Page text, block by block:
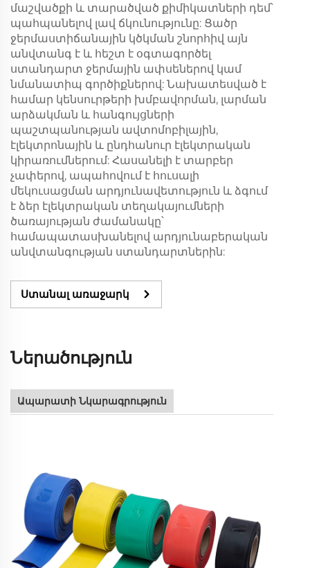
մաշվածքի և տարածված քիմիկատների դեմ՝
պահպանելով լավ ճկունությունը: Ցածր
ջերմաստիճանային կծկման շնորհիվ այն
անվտանգ է և հեշտ է օգտագործել
ստանդարտ ջերմային ափսեներով կամ
նմանատիպ գործիքներով: Նախատեսված է
համար կենսուրթերի խմբավորման, լարման
արձակման և հանգույցների
պաշտպանության ավտոմոբիլային,
էլեկտրոնային և ընդհանուր էլեկտրական
կիրառումներում: Հասանելի է տարբեր
չափերով, ապահովում է հուսալի
մեկուսացման արդյունավետություն և ձգում
է ձեր էլեկտրական տեղակայումների
ծառայության ժամանակը՝
համապատասխանելով արդյունաբերական
անվտանգության ստանդարտներին:
Ստանալ առաջարկ
Ներածություն
Ապարատի Նկարագրություն